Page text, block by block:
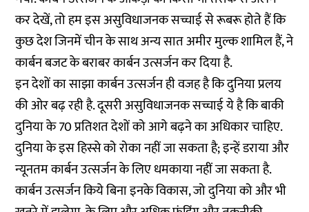
कर देखें, तो हम इस असुविधाजनक सच्चाई से रूबरू होते हैं कि
कुछ देश जिनमें चीन के साथ अन्य सात अमीर मुल्क शामिल हैं, ने
कार्बन बजट के बराबर कार्बन उत्सर्जन कर दिया है.
इन देशों का साझा कार्बन उत्सर्जन ही वजह है कि दुनिया प्रलय
की ओर बढ़ रही है. दूसरी असुविधाजनक सच्चाई ये है कि बाकी
दुनिया के 70 प्रतिशत देशों को आगे बढ़ने का अधिकार चाहिए.
दुनिया के इस हिस्से को रोका नहीं जा सकता है; इन्हें डराया और
न्यूनतम कार्बन उत्सर्जन के लिए धमकाया नहीं जा सकता है.
कार्बन उत्सर्जन किये बिना इनके विकास, जो दुनिया को और भी